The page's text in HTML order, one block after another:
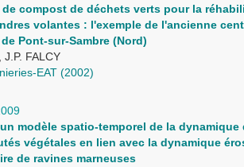
compost de déchets verts pour la
volantes : l'exemple de l'ancienne
Pont-sur-Sambre (Nord)
J.P. FALCY
EAT (2002)
modèle spatio-temporel de la dynamique
végétales en lien avec la dynamique
de ravines marneuses